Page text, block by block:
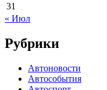
31
« Июл
Рубрики
Автоновости
Автособытия